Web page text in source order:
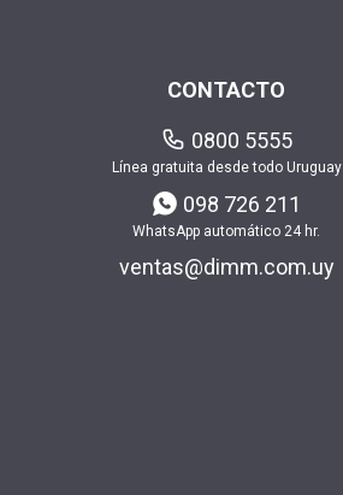
CONTACTO
0800 5555
Línea gratuita desde todo Uruguay
098 726 211
WhatsApp automático 24 hr.
ventas@dimm.com.uy